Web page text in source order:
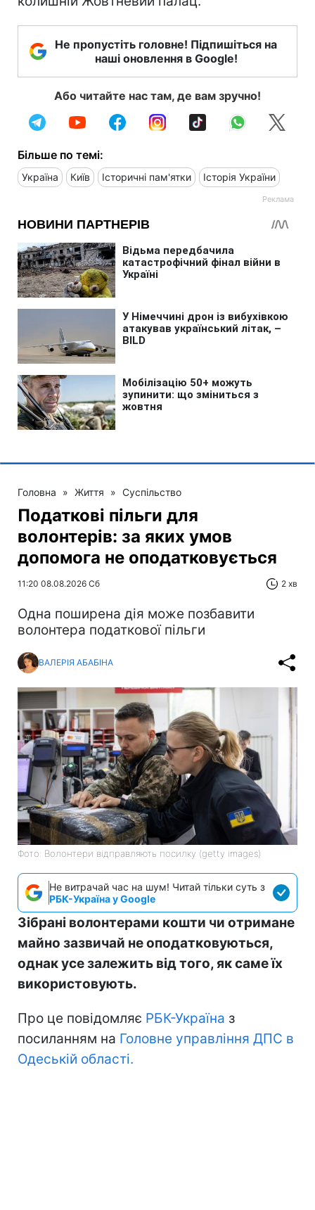
Не пропустіть головне! Підпишіться на
наші оновлення в Google!
Або читайте нас там, де вам зручно!
Більше по темі:
Україна Київ Історичні пам'ятки Історія України
Головна » Життя » Суспільство
Податкові пільги для
волонтерів: за яких умов
допомога не оподатковується
11:20 08.08.2026 Сб 2 хв
Одна поширена дія може позбавити
волонтера податкової пільги
ВАЛЕРІЯ АБАБІНА
Фото: Волонтери відправляють посилку (getty images)
Не витрачай час на шум! Читай тільки суть з
РБК-Україна у Google
Зібрані волонтерами кошти чи отримане
майно зазвичай не оподатковуються,
однак усе залежить від того, як саме їх
використовують.
Про це повідомляє РБК-Україна з
посиланням на Головне управління ДПС в
Одеській області.